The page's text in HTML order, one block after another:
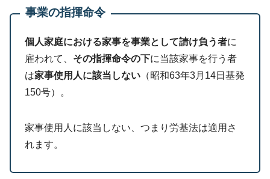
事業の指揮命令
個人家庭における家事を事業として請け負う者に
雇われて、 その指揮命令の下に当該家事を行う者
は家事使用人に該当しない （昭和63年3月14日基発
150号）。
家事使用人に該当しない、つまり労基法は適用さ
れます。